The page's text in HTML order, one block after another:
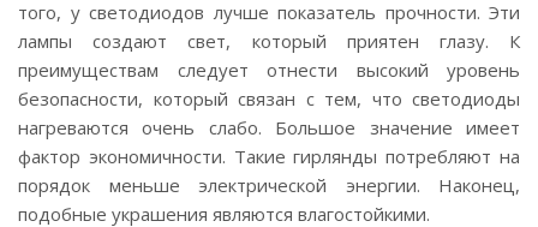
того, у светодиодов лучше показатель прочности. Эти
лампы создают свет, который приятен глазу. К
преимуществам следует отнести высокий уровень
безопасности, который связан с тем, что светодиоды
нагреваются очень слабо. Большое значение имеет
фактор экономичности. Такие гирлянды потребляют на
порядок меньше электрической энергии. Наконец,
подобные украшения являются влагостойкими.